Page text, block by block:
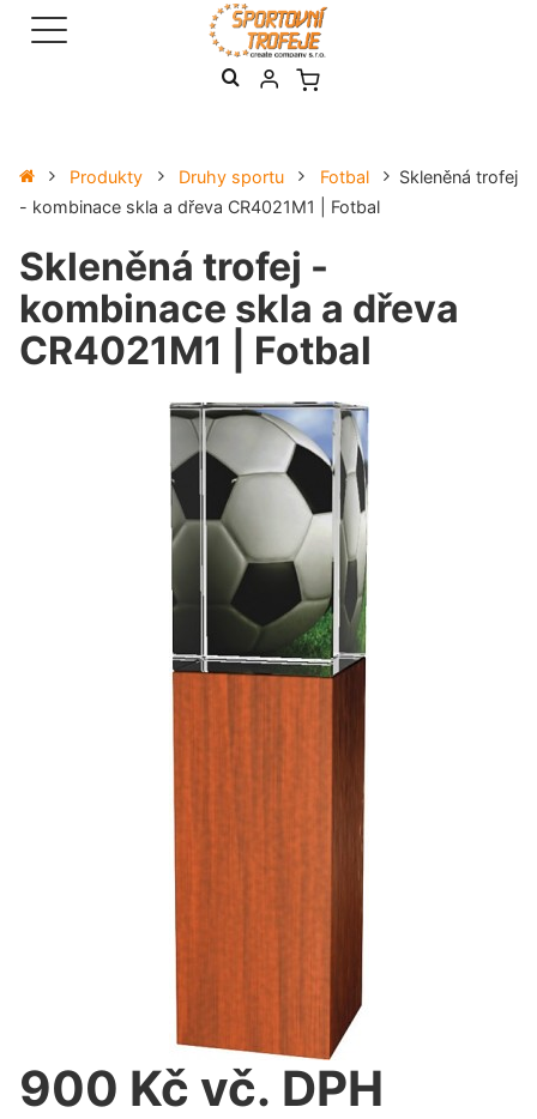
Produkty Druhy sportu Fotbal
Skleněná trofej
- kombinace skla a dřeva CR4021M1 | Fotbal
Skleněná trofej -
kombinace skla a dřeva
CR4021M1 | Fotbal
900 Kč vč. DPH